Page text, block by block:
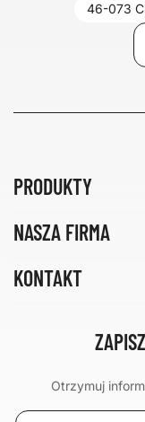
46-073
PRODUKTY
NASZA FIRMA
KONTAKT
Otrzymuj